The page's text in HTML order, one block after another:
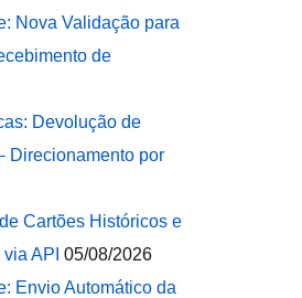
Nova Validação para
de
Devolução de
Direcionamento por
Cartões Históricos e
API 05/08/2026
Envio Automático da